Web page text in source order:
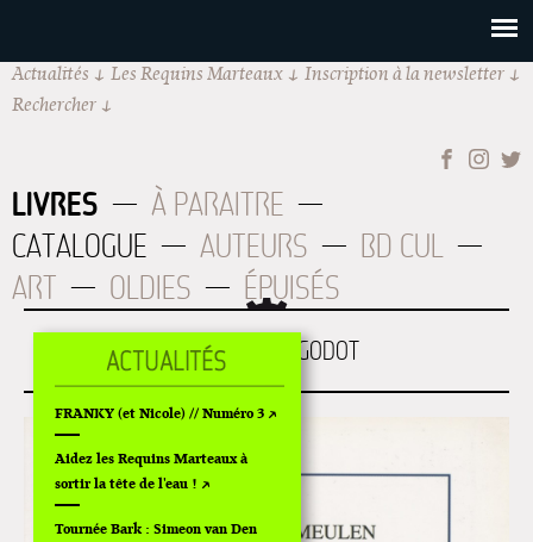
Actualités Les Requins Marteaux
Inscription à la newsletter
Rechercher
LIVRES
À PARAITRE
CATALOGUE
AUTEURS
BD CUL
ART
OLDIES ÉPUISÉS
EN MONTANT GODOT
FRANKY (et Nicole) // Numéro 3
Aidez les Requins Marteaux à
sortir la tête de l'eau !
Tournée Bark : Simeon van Den